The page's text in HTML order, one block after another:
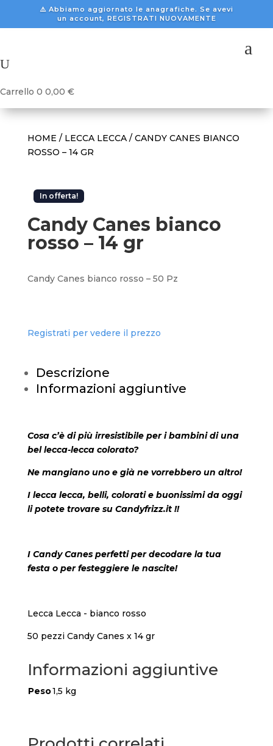
⚠️ Abbiamo aggiornato le anagrafiche. Se avevi
un account, REGISTRATI NUOVAMENTE
a
U
Carrello 0 0,00 €
HOME / LECCA LECCA/ CANDY CANES BIANCO
ROSSO – 14 GR
In offerta!
Candy Canes bianco
rosso – 14 gr
Candy Canes bianco rosso – 50 Pz
Registrati per vedere il prezzo
Descrizione
Informazioni aggiuntive
Cosa c’è di più irresistibile per i bambini di una
bel lecca-lecca colorato?
Ne mangiano uno e già ne vorrebbero un altro!
I lecca lecca, belli, colorati e buonissimi da oggi
li potete trovare su Candyfrizz.it !!
I Candy Canes perfetti per decodare la tua
festa o per festeggiere le nascite!
Lecca Lecca - bianco rosso
50 pezzi Candy Canes x 14 gr
Informazioni aggiuntive
Peso1,5 kg